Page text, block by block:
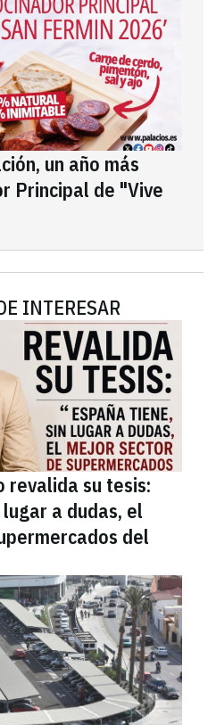
un año más
Principal de "Vive
INTERESAR
revalida su tesis:
a dudas, el
del